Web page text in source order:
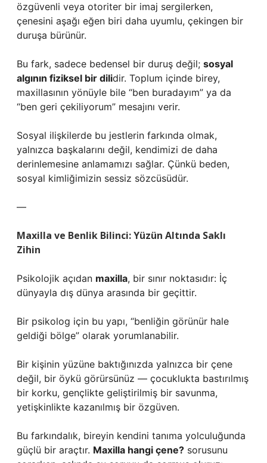
özgüvenli veya otoriter bir imaj sergilerken,
çenesini aşağı eğen biri daha uyumlu, çekingen bir
duruşa bürünür.
Bu fark, sadece bedensel bir duruş değil; sosyal
algının fiziksel bir dilidir. Toplum içinde birey,
maxillasının yönüyle bile “ben buradayım” ya da
“ben geri çekiliyorum” mesajını verir.
Sosyal ilişkilerde bu jestlerin farkında olmak,
yalnızca başkalarını değil, kendimizi de daha
derinlemesine anlamamızı sağlar. Çünkü beden,
sosyal kimliğimizin sessiz sözcüsüdür.
—
Maxilla ve Benlik Bilinci: Yüzün Altında Saklı
Zihin
Psikolojik açıdan maxilla, bir sınır noktasıdır: İç
dünyayla dış dünya arasında bir geçittir.
Bir psikolog için bu yapı, “benliğin görünür hale
geldiği bölge” olarak yorumlanabilir.
Bir kişinin yüzüne baktığınızda yalnızca bir çene
değil, bir öykü görürsünüz — çocuklukta bastırılmış
bir korku, gençlikte geliştirilmiş bir savunma,
yetişkinlikte kazanılmış bir özgüven.
Bu farkındalık, bireyin kendini tanıma yolculuğunda
güçlü bir araçtır. Maxilla hangi çene? sorusunu